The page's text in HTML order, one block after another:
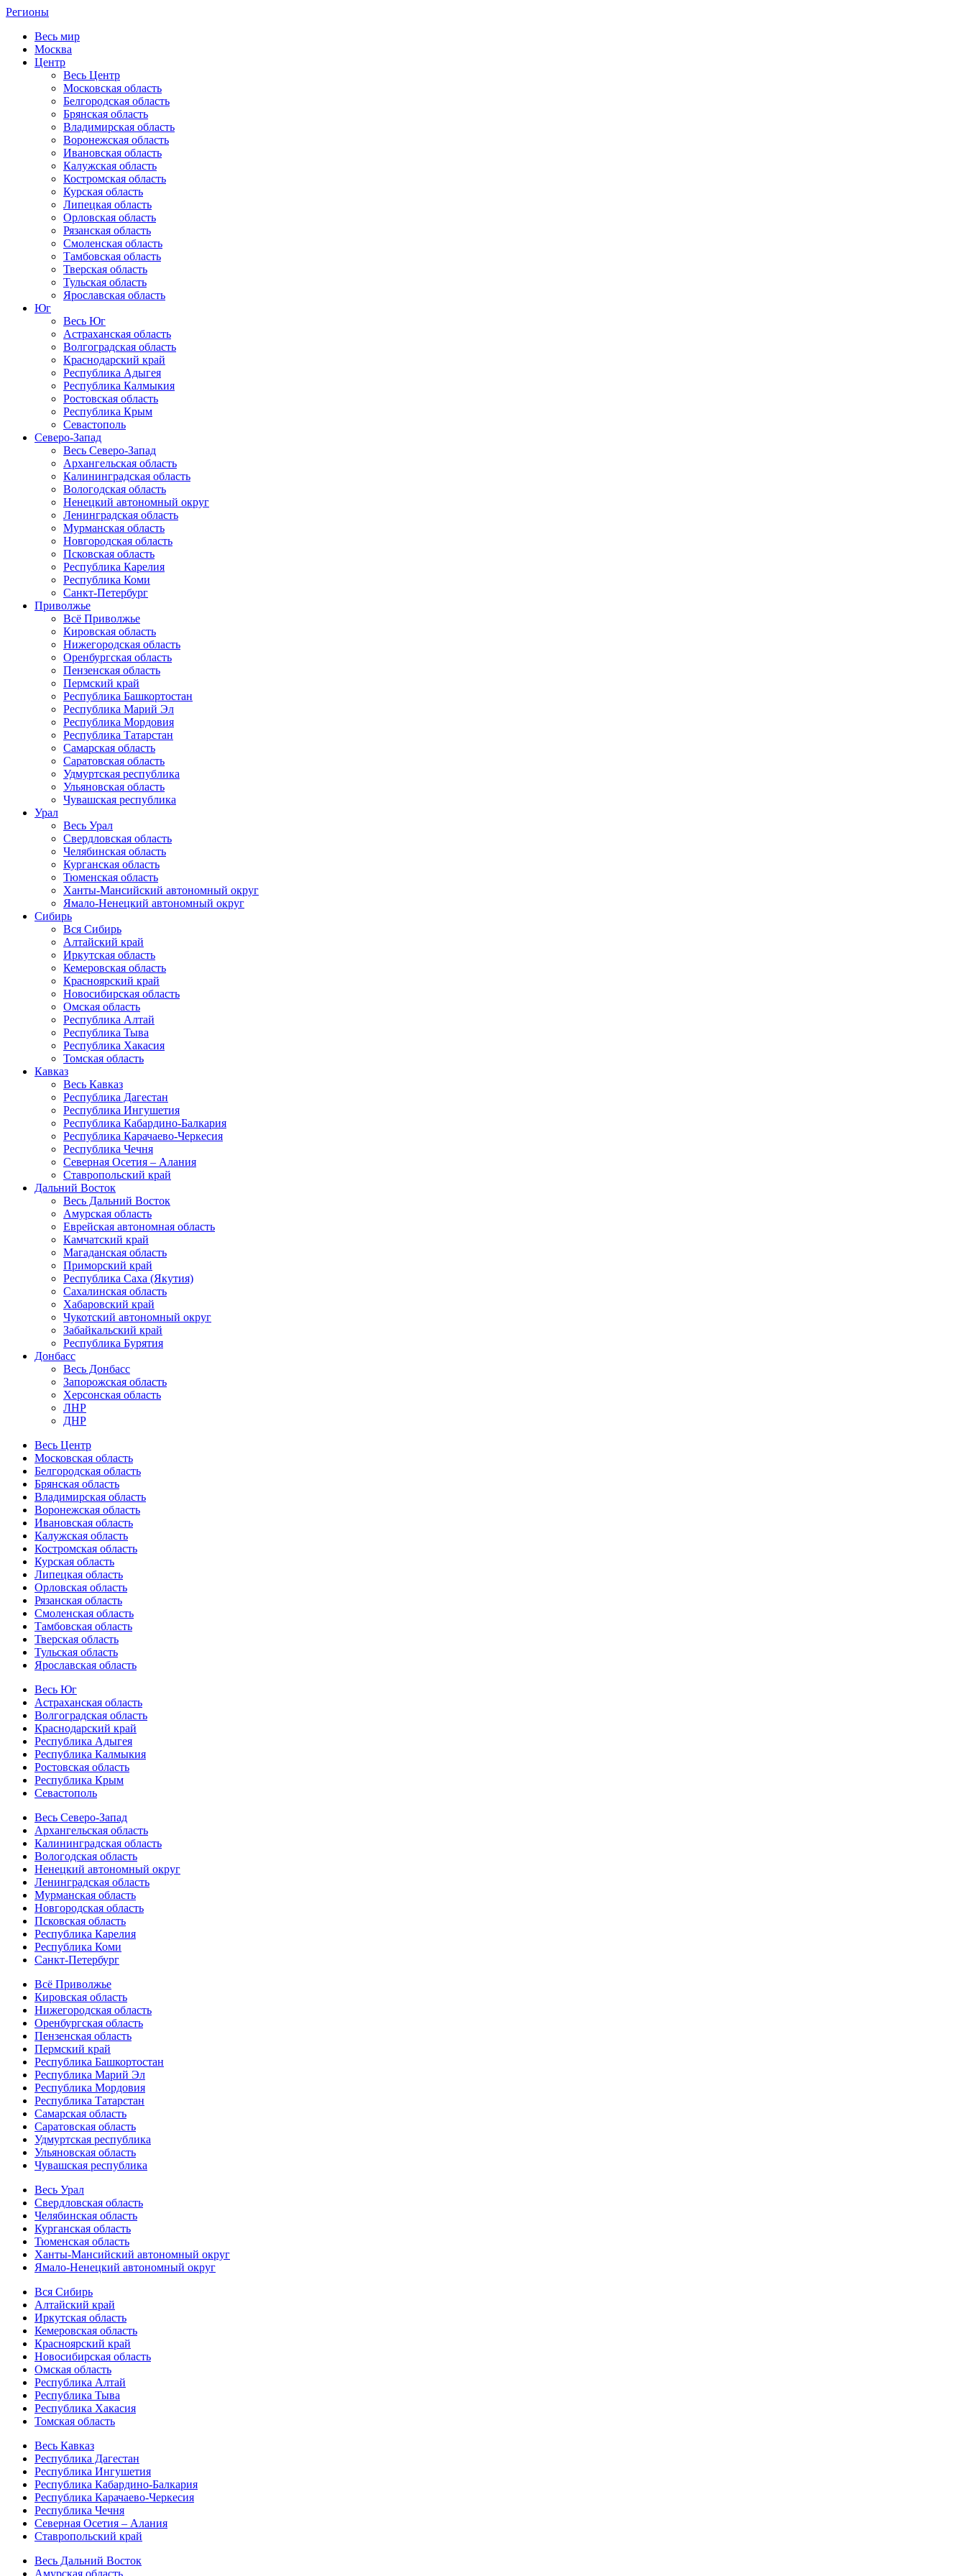
Регионы
Весь мир
Москва
Центр
Весь Центр
Московская область
Белгородская область
Брянская область
Владимирская область
Воронежская область
Ивановская область
Калужская область
Костромская область
Курская область
Липецкая область
Орловская область
Рязанская область
Смоленская область
Тамбовская область
Тверская область
Тульская область
Ярославская область
Юг
Весь Юг
Астраханская область
Волгоградская область
Краснодарский край
Республика Адыгея
Республика Калмыкия
Ростовская область
Республика Крым
Севастополь
Северо-Запад
Весь Северо-Запад
Архангельская область
Калининградская область
Вологодская область
Ненецкий автономный округ
Ленинградская область
Мурманская область
Новгородская область
Псковская область
Республика Карелия
Республика Коми
Санкт-Петербург
Приволжье
Всё Приволжье
Кировская область
Нижегородская область
Оренбургская область
Пензенская область
Пермский край
Республика Башкортостан
Республика Марий Эл
Республика Мордовия
Республика Татарстан
Самарская область
Саратовская область
Удмуртская республика
Ульяновская область
Чувашская республика
Урал
Весь Урал
Свердловская область
Челябинская область
Курганская область
Тюменская область
Ханты-Мансийский автономный округ
Ямало-Ненецкий автономный округ
Сибирь
Вся Сибирь
Алтайский край
Иркутская область
Кемеровская область
Красноярский край
Новосибирская область
Омская область
Республика Алтай
Республика Тыва
Республика Хакасия
Томская область
Кавказ
Весь Кавказ
Республика Дагестан
Республика Ингушетия
Республика Кабардино-Балкария
Республика Карачаево-Черкесия
Республика Чечня
Северная Осетия – Алания
Ставропольский край
Дальний Восток
Весь Дальний Восток
Амурская область
Еврейская автономная область
Камчатский край
Магаданская область
Приморский край
Республика Саха (Якутия)
Сахалинская область
Хабаровский край
Чукотский автономный округ
Забайкальский край
Республика Бурятия
Донбасс
Весь Донбасс
Запорожская область
Херсонская область
ЛНР
ДНР
Весь Центр
Московская область
Белгородская область
Брянская область
Владимирская область
Воронежская область
Ивановская область
Калужская область
Костромская область
Курская область
Липецкая область
Орловская область
Рязанская область
Смоленская область
Тамбовская область
Тверская область
Тульская область
Ярославская область
Весь Юг
Астраханская область
Волгоградская область
Краснодарский край
Республика Адыгея
Республика Калмыкия
Ростовская область
Республика Крым
Севастополь
Весь Северо-Запад
Архангельская область
Калининградская область
Вологодская область
Ненецкий автономный округ
Ленинградская область
Мурманская область
Новгородская область
Псковская область
Республика Карелия
Республика Коми
Санкт-Петербург
Всё Приволжье
Кировская область
Нижегородская область
Оренбургская область
Пензенская область
Пермский край
Республика Башкортостан
Республика Марий Эл
Республика Мордовия
Республика Татарстан
Самарская область
Саратовская область
Удмуртская республика
Ульяновская область
Чувашская республика
Весь Урал
Свердловская область
Челябинская область
Курганская область
Тюменская область
Ханты-Мансийский автономный округ
Ямало-Ненецкий автономный округ
Вся Сибирь
Алтайский край
Иркутская область
Кемеровская область
Красноярский край
Новосибирская область
Омская область
Республика Алтай
Республика Тыва
Республика Хакасия
Томская область
Весь Кавказ
Республика Дагестан
Республика Ингушетия
Республика Кабардино-Балкария
Республика Карачаево-Черкесия
Республика Чечня
Северная Осетия – Алания
Ставропольский край
Весь Дальний Восток
Амурская область